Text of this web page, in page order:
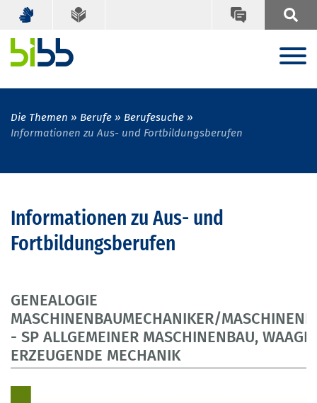
Die Themen Berufe
Berufesuche
Informationen zu Aus- und Fortbildungsberufen
Informationen zu Aus- und
Fortbildungsberufen
GENEALOGIE
MASCHINENBAUMECHANIKER/
- SP ALLGEMEINER MASCHINENBAU,
ERZEUGENDE MECHANIK